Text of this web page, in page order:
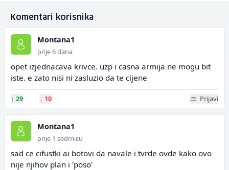
Komentari korisnika
Montana1
prije 6 dana
opet izjednacava krivce. uzp i casna armija ne mogu bit
iste. e zato nisi ni zasluzio da te cijene
↑ 29 ↓ 10 Prijavi
Montana1
prije 1 sedmicu
sad ce cifustki ai botovi da navale i tvrde ovde kako ovo
nije njihov plan i 'poso'